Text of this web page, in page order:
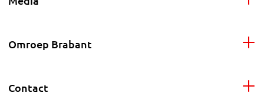
Omroep Brabant
Contact